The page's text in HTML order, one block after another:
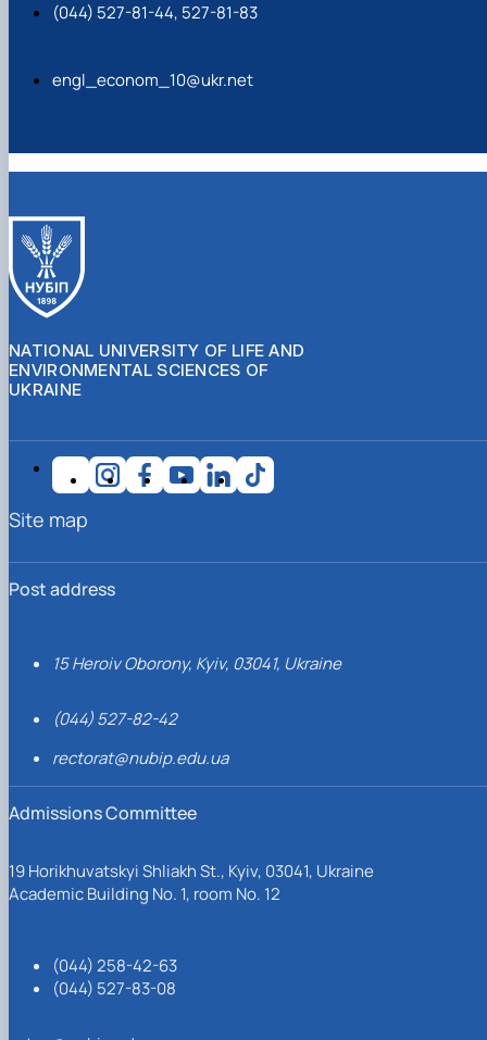
(044) 527-81-44, 527-81-83
engl_econom_10@ukr.net
NATIONAL UNIVERSITY OF LIFE AND
ENVIRONMENTAL SCIENCES OF
UKRAINE
Post address
15 Heroiv Oborony, Kyiv, 03041, Ukraine
(044) 527-82-42
rectorat@nubip.edu.ua
Admissions Committee
19 Horikhuvatskyi Shliakh St., Kyiv, 03041, Ukraine
Academic Building No. 1, room No. 12
(044) 258-42-63
(044) 527-83-08
Site map